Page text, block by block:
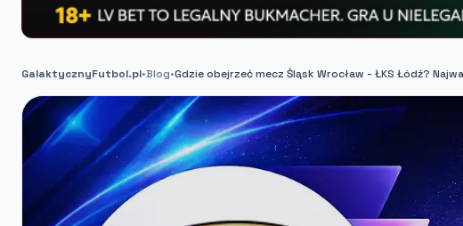
GalaktycznyFutbol.pl•Blog•Gdzie obejrzeć mecz Śląsk Wrocław - ŁKS Łódź?